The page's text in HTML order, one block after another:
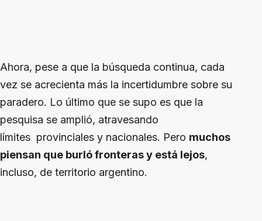
Ahora, pese a que la búsqueda continua, cada
vez se acrecienta más la incertidumbre sobre su
paradero. Lo último que se supo es que la
pesquisa se amplió, atravesando
límites provinciales y nacionales. Pero muchos
piensan que burló fronteras y está lejos,
incluso, de territorio argentino.